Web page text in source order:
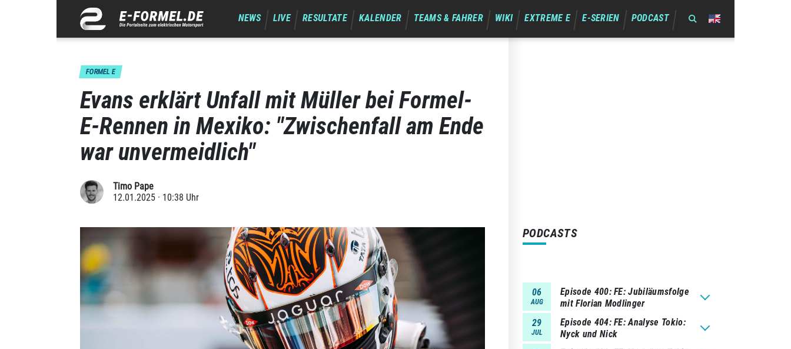
NEWS LIVE RESULTATE KALENDER TEAMS & FAHRER WIKI EXTREME E E-SERIEN PODCAST
FORMEL E
Evans erklärt Unfall mit Müller bei Formel-
E-Rennen in Mexiko: "Zwischenfall am Ende
war unvermeidlich"
Timo Pape
12.01.2025 · 10:38 Uhr
PODCASTS
06
AUG
Episode 400 FE: Jubiläumsfolge
mit Florian Modlinger
29
JUL
Episode 404 FE: Analyse Tokio:
Nyck und Nick